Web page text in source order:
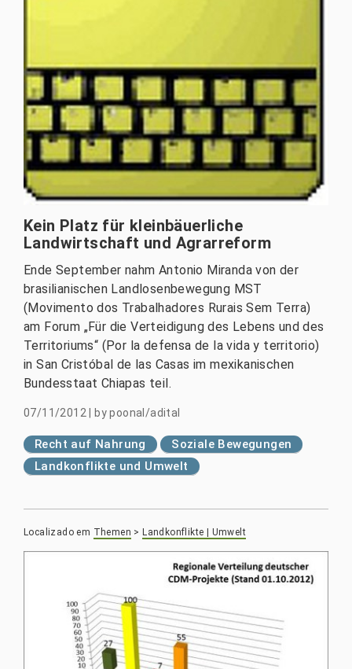
Kein Platz für kleinbäuerliche
Landwirtschaft und Agrarreform
Ende September nahm Antonio Miranda von der
brasilianischen Landlosenbewegung MST
(Movimento dos Trabalhadores Rurais Sem Terra)
am Forum „Für die Verteidigung des Lebens und des
Territoriums“ (Por la defensa de la vida y territorio)
in San Cristóbal de las Casas im mexikanischen
Bundesstaat Chiapas teil.
07/11/2012 bypoonal/adital
Recht auf Nahrung
Soziale Bewegungen
Landkonflikte und Umwelt
Localizado em Themen > Landkonflikte | Umwelt